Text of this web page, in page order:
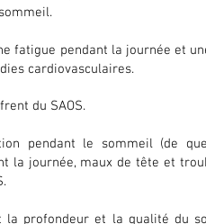
fatigue pendant la journée et
cardiovasculaires.
du SAOS.
pendant le sommeil (de
la journée, maux de tête et
profondeur et la qualité du